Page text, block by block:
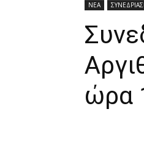
ΝΕΑ
ώρα